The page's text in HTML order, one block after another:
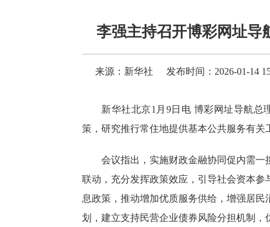
李强主持召开博彩网址导
来源：新华社 发布时间：2026-01-14
新华社北京1月9日电 博彩网址导航总
策，研究推行常住地提供基本公共服务有
会议指出，实施财政金融协同促内需
联动，充分发挥政策效应，引导社会资本
息政策，推动增加优质服务供给，增强居
划，建立支持民营企业债券风险分担机制